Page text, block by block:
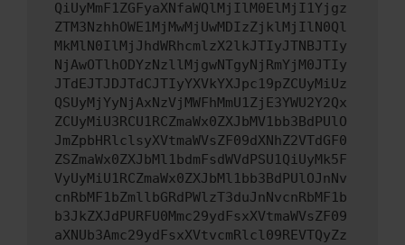
QiUyMmF1ZGFyaXNfaWQlMjIlM0ElMjI1Yjgz
ZTM3NzhhOWE1MjMwMjUwMDIzZjklMjIlN0Ql
MkMlN0IlMjJhdWRhcmlzX2lkJTIyJTNBJTIy
NjAwOTlhODYzNzllMjgwNTgyNjRmYjM0JTIy
JTdEJTJDJTdCJTIyYXVkYXJpc19pZCUyMiUz
QSUyMjYyNjAxNzVjMWFhMmU1ZjE3YWU2Y2Qx
ZCUyMiU3RCU1RCZmaWx0ZXJbMV1bb3BdPUlO
JmZpbHRlclsyXVtmaWVsZF09dXNhZ2VTdGF0
ZSZmaWx0ZXJbMl1bdmFsdWVdPSU1QiUyMk5F
VyUyMiU1RCZmaWx0ZXJbMl1bb3BdPUlOJnNv
cnRbMF1bZmllbGRdPWlzT3duJnNvcnRbMF1b
b3JkZXJdPURFU0Mmc29ydFsxXVtmaWVsZF09
aXNUb3Amc29ydFsxXVtvcmRlcl09REVTQyZz